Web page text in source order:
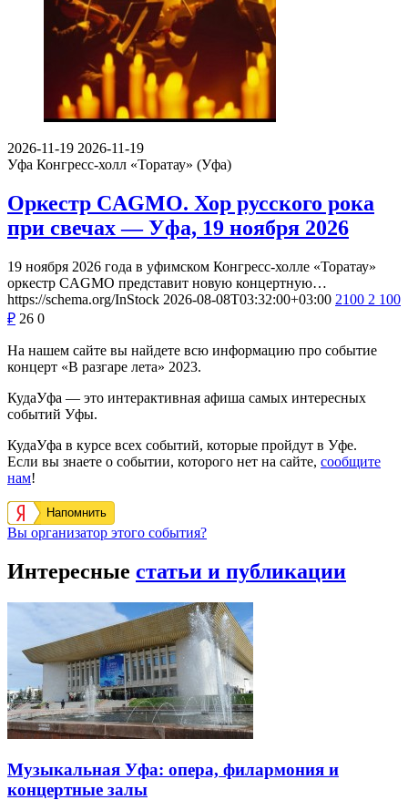
2026-11-19 2026-11-19
Уфа Конгресс-холл «Торатау» (Уфа)
Оркестр CAGMO. Хор русского рока
при свечах — Уфа, 19 ноября 2026
19 ноября 2026 года в уфимском Конгресс-холле «Торатау»
оркестр CAGMO представит новую концертную…
https://schema.org/InStock 2026-08-08T03:32:00+03:00 2100 2 100
₽ 26 0
На нашем сайте вы найдете всю информацию про событие
концерт «В разгаре лета» 2023.
КудаУфа — это интерактивная афиша самых интересных
событий Уфы.
КудаУфа в курсе всех событий, которые пройдут в Уфе.
Если вы знаете о событии, которого нет на сайте, сообщите
нам!
Напомнить
Вы организатор этого события?
Интересные статьи и публикации
Музыкальная Уфа: опера, филармония и
концертные залы